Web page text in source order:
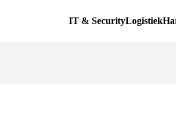
IT & SecurityLogistiek